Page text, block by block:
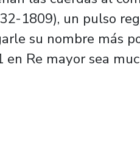
1809), un pulso
su nombre más
Re mayor sea